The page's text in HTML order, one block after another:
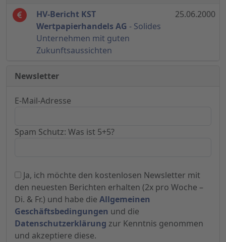
HV-Bericht KST
Wertpapierhandels AG - Solides
Unternehmen mit guten
Zukunftsaussichten
25.06.2000
Newsletter
E-Mail-Adresse
Spam Schutz: Was ist 5+5?
Ja, ich möchte den kostenlosen Newsletter mit
den neuesten Berichten erhalten (2x pro Woche –
Di. & Fr.) und habe die Allgemeinen
Geschäftsbedingungen und die
Datenschutzerklärung zur Kenntnis genommen
und akzeptiere diese.